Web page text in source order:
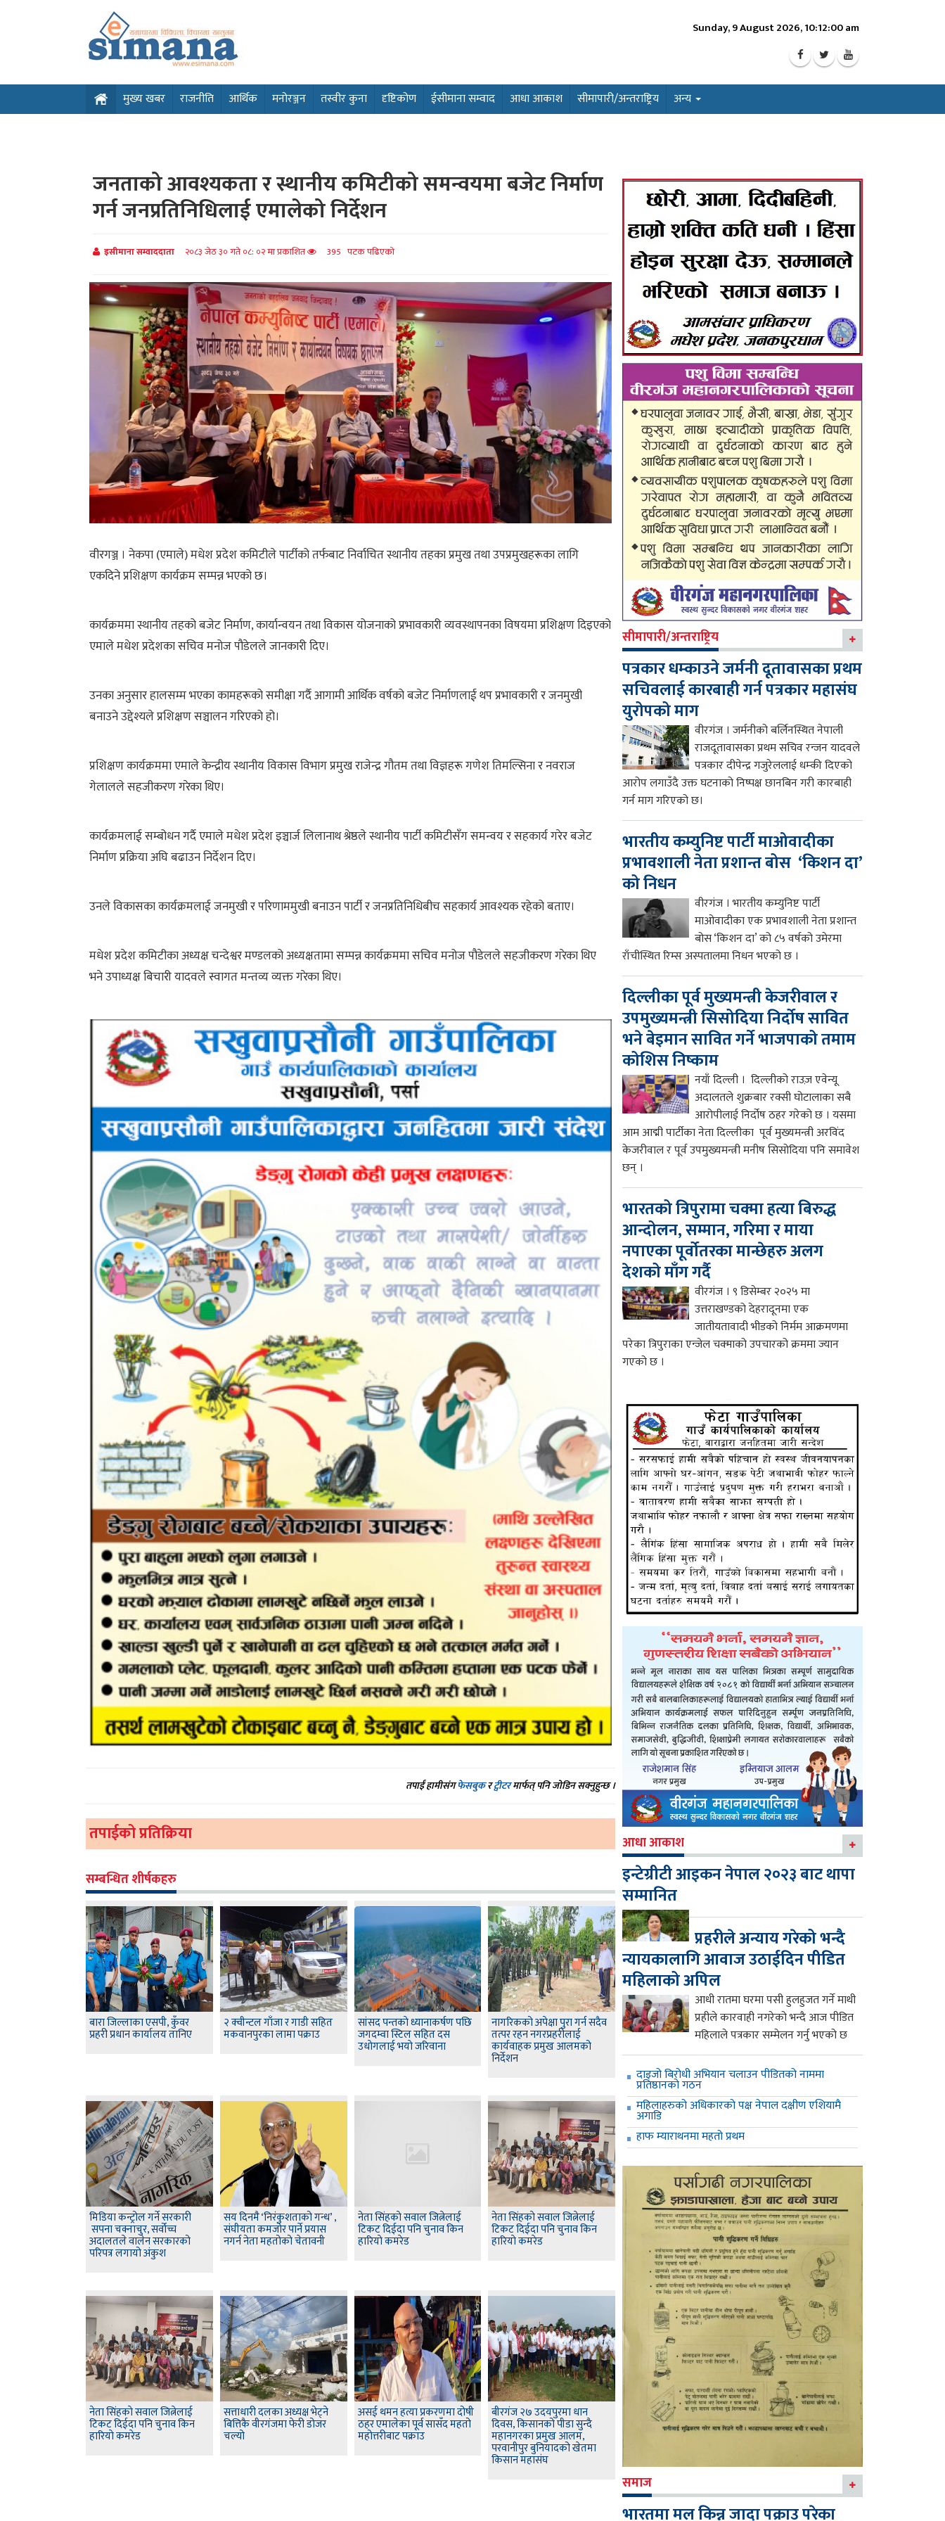
Sunday, 9 August 2026, 10:12:02 am
मुख्य खबर राजनीति आर्थिक मनोरञ्जन तस्वीर कुना दृष्टिकोण ईसीमाना सम्वाद आधा आकाश सीमापारी/अन्तराष्ट्रिय अन्य
जनताको आवश्यकता र स्थानीय कमिटीको समन्वयमा बजेट निर्माण
गर्न जनप्रतिनिधिलाई एमालेको निर्देशन
इसीमाना सम्वाददाता २०८३ जेठ ३० गते ०८: ०२ मा प्रकाशित 395 पटक पढिएको
वीरगञ्ज । नेकपा (एमाले) मधेश प्रदेश कमिटीले पार्टीको तर्फबाट निर्वाचित स्थानीय तहका प्रमुख तथा उपप्रमुखहरूका लागि
एकदिने प्रशिक्षण कार्यक्रम सम्पन्न भएको छ।
कार्यक्रममा स्थानीय तहको बजेट निर्माण, कार्यान्वयन तथा विकास योजनाको प्रभावकारी व्यवस्थापनका विषयमा प्रशिक्षण दिइएको
एमाले मधेश प्रदेशका सचिव मनोज पौडेलले जानकारी दिए।
उनका अनुसार हालसम्म भएका कामहरूको समीक्षा गर्दै आगामी आर्थिक वर्षको बजेट निर्माणलाई थप प्रभावकारी र जनमुखी
बनाउने उद्देश्यले प्रशिक्षण सञ्चालन गरिएको हो।
प्रशिक्षण कार्यक्रममा एमाले केन्द्रीय स्थानीय विकास विभाग प्रमुख राजेन्द्र गौतम तथा विज्ञहरू गणेश तिमल्सिना र नवराज
गेलालले सहजीकरण गरेका थिए।
कार्यक्रमलाई सम्बोधन गर्दै एमाले मधेश प्रदेश इञ्चार्ज लिलानाथ श्रेष्ठले स्थानीय पार्टी कमिटीसँग समन्वय र सहकार्य गरेर बजेट
निर्माण प्रक्रिया अघि बढाउन निर्देशन दिए।
उनले विकासका कार्यक्रमलाई जनमुखी र परिणाममुखी बनाउन पार्टी र जनप्रतिनिधिबीच सहकार्य आवश्यक रहेको बताए।
मधेश प्रदेश कमिटीका अध्यक्ष चन्देश्वर मण्डलको अध्यक्षतामा सम्पन्न कार्यक्रममा सचिव मनोज पौडेलले सहजीकरण गरेका थिए
भने उपाध्यक्ष बिचारी यादवले स्वागत मन्तव्य व्यक्त गरेका थिए।
तपाईं हामीसंगफेसबुकरट्वीटरमार्फत् पनि जोडिन सक्नुहुन्छ ।
तपाईको प्रतिक्रिया
सम्बन्धित शीर्षकहरु
बारा जिल्लाका एसपी, कुँवर
प्रहरी प्रधान कार्यालय तानिए
२ क्वीन्टल गाँजा र गाडी सहित
मकवानपुरका लामा पक्राउ
सांसद पन्तकाे ध्यानाकर्षण पछि
जगदम्वा स्टिल सहित दस
उधाेगलाई भयाे जरिवाना
नागरिकको अपेक्षा पुरा गर्न सदैव
तत्पर रहन नगरप्रहरीलाई
कार्यवाहक प्रमुख आलमको
निर्देशन
मिडिया कन्ट्रोल गर्ने सरकारी
सपना चक्नाचुर, सर्वोच्च
अदालतले वालेन सरकारको
परिपत्र लगायो अंकुश
सय दिनमै ‘निरंकुशताको गन्ध’ ,
संघीयता कमजोर पार्ने प्रयास
नगर्न नेता महतोको चेतावनी
नेता सिंहकाे सवाल जित्नेलाई
टिकट दिईदा पनि चुनाव किन
हारियाे कमरेड
नेता सिंहकाे सवाल जित्नेलाई
टिकट दिईदा पनि चुनाव किन
हारियाे कमरेड
नेता सिंहकाे सवाल जित्नेलाई
टिकट दिईदा पनि चुनाव किन
हारियाे कमरेड
सत्ताधारी दलका अध्यक्ष भेट्ने
बित्तिकै वीरगंजमा फेरी डोजर
चल्यो
असई थमन हत्या प्रकरणमा दोषी
ठहर एमालेका पूर्व सासँद महतो
महोत्तरीबाट पक्राउ
बीरगंज २७ उदयपुरमा धान
दिवस, किसानको पीडा सुन्दै
महानगरका प्रमुख आलम,
परवानीपुर बुनियादको खेतमा
किसान महासंघ
सीमापारी/अन्तराष्ट्रिय
पत्रकार धम्काउने जर्मनी दूतावासका प्रथम
सचिवलाई कारबाही गर्न पत्रकार महासंघ
युरोपको माग
वीरगंज । जर्मनीको बर्लिनस्थित नेपाली
राजदूतावासका प्रथम सचिव रन्जन यादवले
पत्रकार दीपेन्द्र गजुरेललाई धम्की दिएको
आरोप लगाउँदै उक्त घटनाको निष्पक्ष छानबिन गरी कारबाही
गर्न माग गरिएको छ।
भारतीय कम्युनिष्ट पार्टी माओवादीका
प्रभावशाली नेता प्रशान्त बोस ‘किशन दा’
को निधन
वीरगंज । भारतीय कम्युनिष्ट पार्टी
माओवादीका एक प्रभावशाली नेता प्रशान्त
बोस ‘किशन दा’ को ८५ वर्षको उमेरमा
राँचीस्थित रिम्स अस्पतालमा निधन भएको छ ।
दिल्लीका पूर्व मुख्यमन्त्री केजरीवाल र
उपमुख्यमन्त्री सिसोदिया निर्दोष सावित
भने बेइमान सावित गर्ने भाजपाको तमाम
कोशिस निष्काम
नयाँ दिल्ली । दिल्लीको राउज़ एवेन्यू
अदालतले शुक्रबार रक्सी घोटालाका सबै
आरोपीलाई निर्दोष ठहर गरेको छ । यसमा
आम आद्मी पार्टीका नेता दिल्लीका पूर्व मुख्यमन्त्री अरविंद
केजरीवाल र पूर्व उपमुख्यमन्त्री मनीष सिसोदिया पनि समावेश
छन् ।
भारतको त्रिपुरामा चक्मा हत्या बिरुद्ध
आन्दोलन, सम्मान, गरिमा र माया
नपाएका पूर्वोतरका मान्छेहरु अलग
देशको माँग गर्दै
वीरगंज । ९ डिसेम्बर २०२५ मा
उत्तराखण्डको देहरादूनमा एक
जातीयतावादी भीडको निर्मम आक्रमणमा
परेका त्रिपुराका एन्जेल चक्माको उपचारको क्रममा ज्यान
गएको छ ।
आधा आकाश
इन्टेग्रीटी आइकन नेपाल २०२३ बाट थापा
सम्मानित
प्रहरीले अन्याय गरेको भन्दै
न्यायकालागि आवाज उठाईदिन पीडित
महिलाको अपिल
आधी रातमा घरमा पसी हुलहुजत गर्ने माथी
प्रहीले कारवाही नगरेको भन्दै आज पीडित
महिलाले पत्रकार सम्मेलन गर्नु भएको छ
दाइजो बिरोधी अभियान चलाउन पीडितको नाममा
प्रतिष्ठानको गठन
महिलाहरुको अधिकारको पक्ष नेपाल दक्षीण एशियामै
अगाडि
हाफ म्याराथनमा महतो प्रथम
समाज
भारतमा मल किन्न जादा पक्राउ परेका